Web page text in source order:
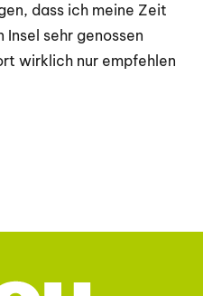
dass ich meine Zeit
sehr genossen
wirklich nur empfehlen